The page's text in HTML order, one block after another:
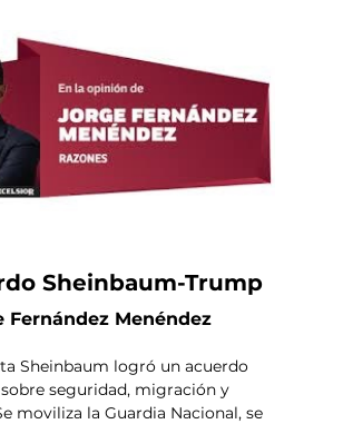
Sheinbaum-Trump
Fernández Menéndez
Sheinbaum logró un acuerdo
seguridad, migración y
moviliza la Guardia Nacional, se